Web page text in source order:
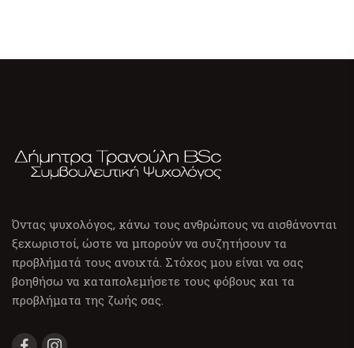
Όντας ψυχολόγος, κάνω τους ανθρώπους να αισθάνονται
ξεχωριστοί, ώστε να μπορούν να συζητήσουν τα
προβλήματά τους ανοιχτά. Στόχος μου είναι να σας
βοηθήσω να καταπολεμήσετε τους φόβους και τα
προβλήματα της ζωής σας.